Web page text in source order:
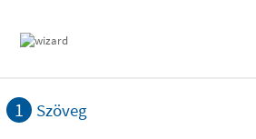
1 Szöveg